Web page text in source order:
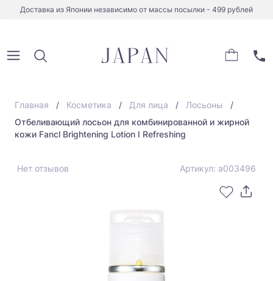
Доставка из Японии независимо от массы посылки - 499 рублей
Главная Косметика Для лица
Лосьоны
Отбеливающий лосьон для комбинированной и жирной
кожи Fancl Brightening Lotion I Refreshing
Нет отзывов Артикул: а003496